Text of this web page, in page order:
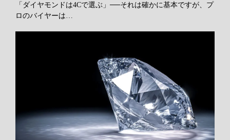
「ダイヤモンドは4Cで選ぶ」──それは確かに基本ですが、プ
ロのバイヤーは…